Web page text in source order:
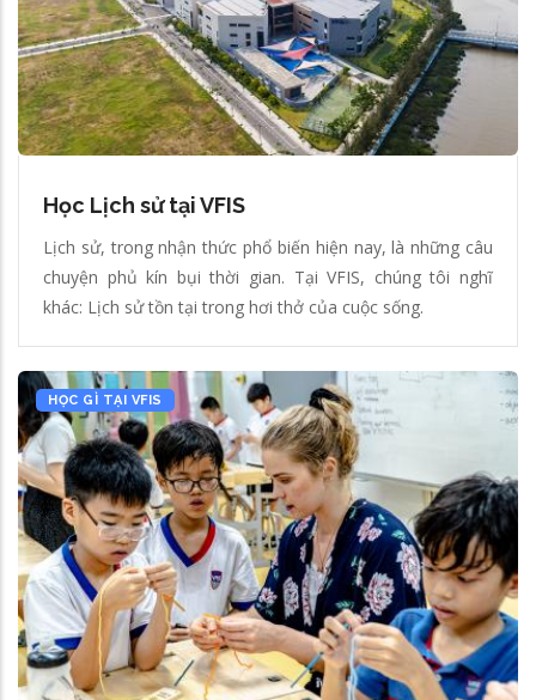
Học Lịch sử tại VFIS
Lịch sử, trong nhận thức phổ biến hiện nay, là những câu
chuyện phủ kín bụi thời gian. Tại VFIS, chúng tôi nghĩ
khác: Lịch sử tồn tại trong hơi thở của cuộc sống.
HỌC GÌ TẠI VFIS